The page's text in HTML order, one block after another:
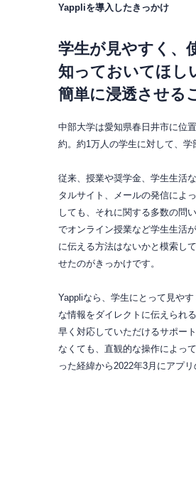
Yappliを導入したきっかけ
学生が見やすく、
知っておいてほし
簡単に浸透させる
中部大学は愛知県春日井市に位
約。約1万人の学生に対して、学
従来、授業や奨学金、学生生活
タルサイト、メールの発信によ
しても、それに関する多数の問
でオンライン授業など学生生活
に伝える方法はないかと模索し
せたのがきっかけです。
Yappliなら、学生にとって見や
な情報をダイレクトに伝えられ
早く対応していただけるサポー
なくても、直観的な操作によっ
った経緯から2022年3月にアプリ